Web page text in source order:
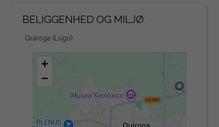
BELIGGENHED OG MILJØ
Quiroga (Lugo)
+
−